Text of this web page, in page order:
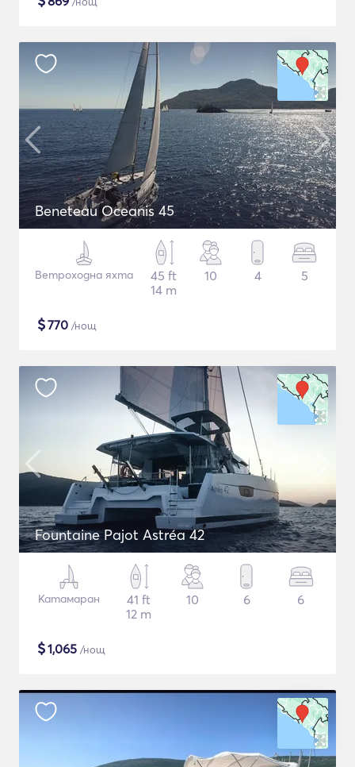
Beneteau Oceanis 45
Ветроходна яхта
45 ft
14 m
10 4 5
$770 /нощ
Fountaine Pajot Astréa 42
Катамаран
41 ft
12 m
10 6 6
$1,065 /нощ